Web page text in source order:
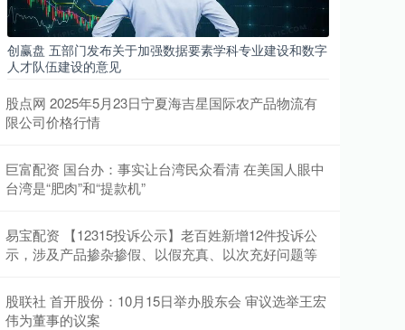
创赢盘 五部门发布关于加强数据要素学科专业建设和数字
人才队伍建设的意见
股点网 2025年5月23日宁夏海吉星国际农产品物流有
限公司价格行情
巨富配资 国台办：事实让台湾民众看清 在美国人眼中
台湾是“肥肉”和“提款机”
易宝配资 【12315投诉公示】老百姓新增12件投诉公
示，涉及产品掺杂掺假、以假充真、以次充好问题等
股联社 首开股份：10月15日举办股东会 审议选举王宏
伟为董事的议案